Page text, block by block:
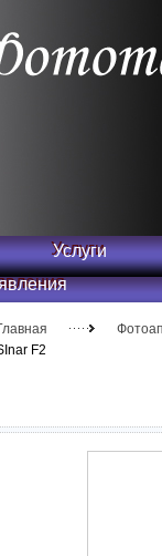
Услуги
F2